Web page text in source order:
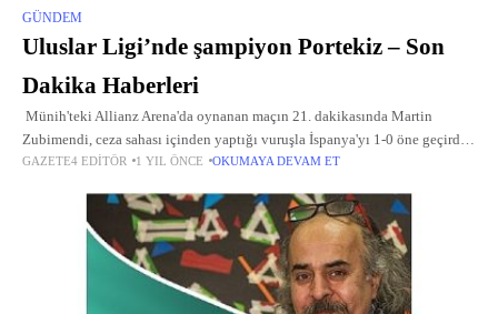
GÜNDEM
Uluslar Ligi’nde şampiyon Portekiz – Son
Dakika Haberleri
Münih'teki Allianz Arena'da oynanan maçın 21. dakikasında Martin
Zubimendi, ceza sahası içinden yaptığı vuruşla İspanya'yı 1-0 öne geçirdi.
Portekizli Nuno Mendes, sadece 5 dakika sonra sahneye çıkarak yerden
GAZETE4 EDITÖR 1 YIL ÖNCE OKUMAYA DEVAM ET